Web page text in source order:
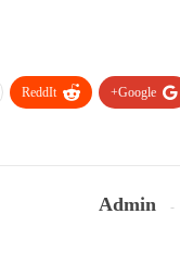
Google+
ReddIt
Admin